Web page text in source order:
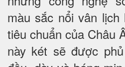
màu sắc nổi vân
tiêu chuẩn của Châu
này két sẽ được